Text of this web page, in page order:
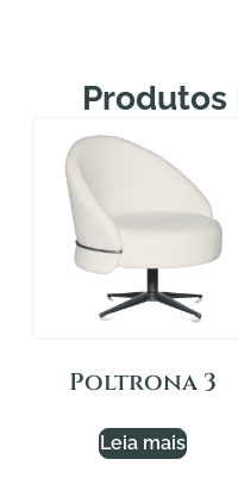
Produtos
Poltrona 3
Leia mais